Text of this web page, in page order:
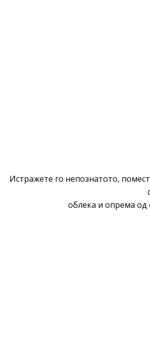
Истражете го непознатото,
облека и опрема од